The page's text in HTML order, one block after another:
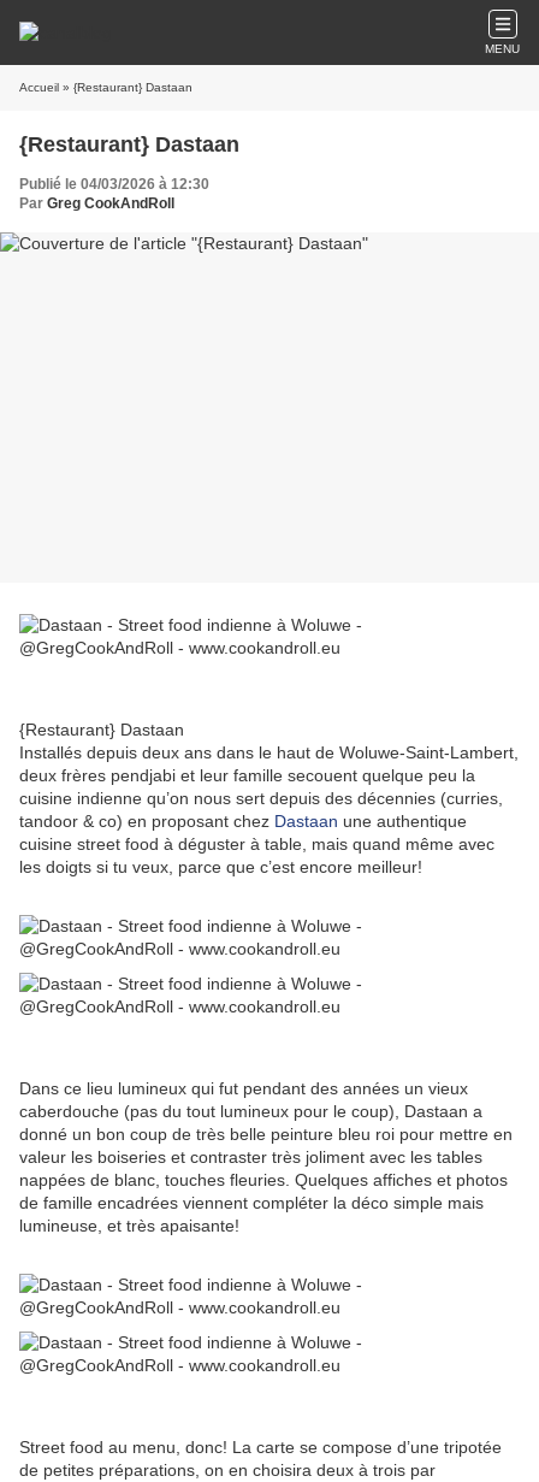
MENU
Accueil » {Restaurant} Dastaan
{Restaurant} Dastaan
Publié le 04/03/2026 à 12:30
Par Greg CookAndRoll
{Restaurant} Dastaan
Installés depuis deux ans dans le haut de Woluwe-Saint-Lambert,
deux frères pendjabi et leur famille secouent quelque peu la
cuisine indienne qu’on nous sert depuis des décennies (curries,
tandoor & co) en proposant chez Dastaan une authentique
cuisine street food à déguster à table, mais quand même avec
les doigts si tu veux, parce que c’est encore meilleur!
Dans ce lieu lumineux qui fut pendant des années un vieux
caberdouche (pas du tout lumineux pour le coup), Dastaan a
donné un bon coup de très belle peinture bleu roi pour mettre en
valeur les boiseries et contraster très joliment avec les tables
nappées de blanc, touches fleuries. Quelques affiches et photos
de famille encadrées viennent compléter la déco simple mais
lumineuse, et très apaisante!
Street food au menu, donc! La carte se compose d’une tripotée
de petites préparations, on en choisira deux à trois par